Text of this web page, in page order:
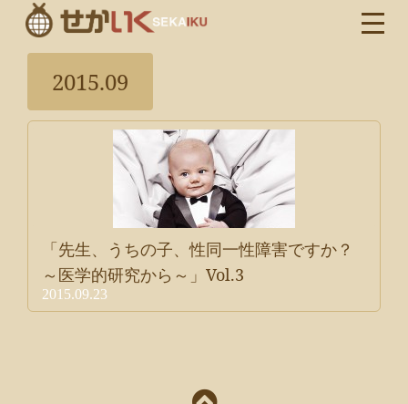
2015.09
「先生、うちの子、性同一性障害ですか？
～医学的研究から～」Vol.3
2015.09.23